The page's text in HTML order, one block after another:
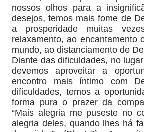
nossos olhos para a
desejos, temos mais fome de
a prosperidade muitas
relaxamento, ao encantamento
mundo, ao distanciamento de
Diante das dificuldades, no
devemos aproveitar a
encontro mais íntimo com
dificuldades, temos a
forma pura o prazer da
“Mais alegria me puseste no
alegria deles, quando lhes há